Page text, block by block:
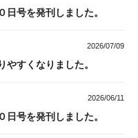
号を発刊しました。
2026/07/09
すくなりました。
2026/06/11
号を発刊しました。